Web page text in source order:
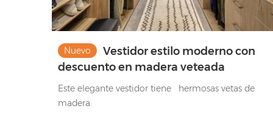
Nuevo
Vestidor estilo moderno con
descuento en madera veteada
procedente de China
Este elegante vestidor tiene hermosas vetas de
madera.